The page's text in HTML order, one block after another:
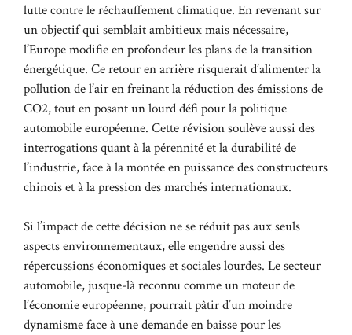
lutte contre le réchauffement climatique. En revenant sur
un objectif qui semblait ambitieux mais nécessaire,
l’Europe modifie en profondeur les plans de la transition
énergétique. Ce retour en arrière risquerait d’alimenter la
pollution de l’air en freinant la réduction des émissions de
CO2, tout en posant un lourd défi pour la politique
automobile européenne. Cette révision soulève aussi des
interrogations quant à la pérennité et la durabilité de
l’industrie, face à la montée en puissance des constructeurs
chinois et à la pression des marchés internationaux.
Si l’impact de cette décision ne se réduit pas aux seuls
aspects environnementaux, elle engendre aussi des
répercussions économiques et sociales lourdes. Le secteur
automobile, jusque-là reconnu comme un moteur de
l’économie européenne, pourrait pâtir d’un moindre
dynamisme face à une demande en baisse pour les